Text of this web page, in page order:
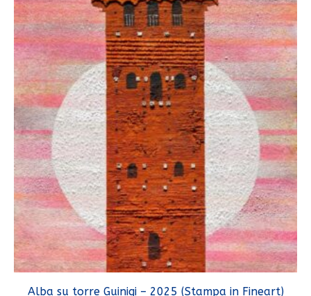
Alba su torre Guinigi – 2025 (Stampa in Fineart)